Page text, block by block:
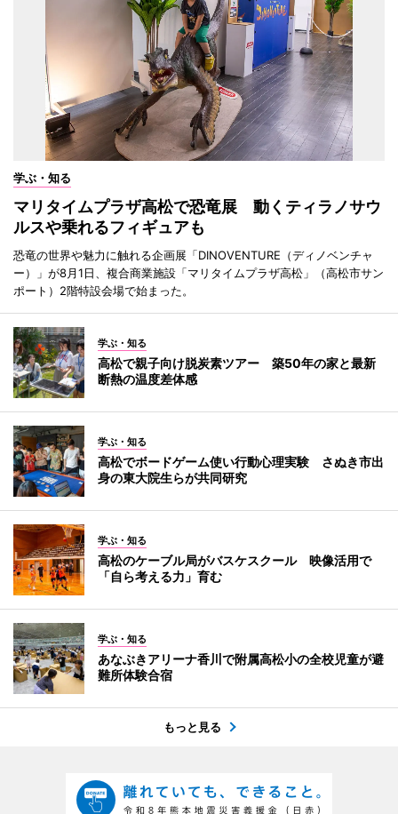
学ぶ・知る
マリタイムプラザ高松で恐竜展 動くティラノサウ
ルスや乗れるフィギュアも
恐竜の世界や魅力に触れる企画展「DINOVENTURE（ディノベンチャ
ー）」が8月1日、複合商業施設「マリタイムプラザ高松」（高松市サン
ポート）2階特設会場で始まった。
学ぶ・知る
高松で親子向け脱炭素ツアー 築50年の家と最新
断熱の温度差体感
学ぶ・知る
高松でボードゲーム使い行動心理実験 さぬき市出
身の東大院生らが共同研究
学ぶ・知る
高松のケーブル局がバスケスクール 映像活用で
「自ら考える力」育む
学ぶ・知る
あなぶきアリーナ香川で附属高松小の全校児童が避
難所体験合宿
もっと見る